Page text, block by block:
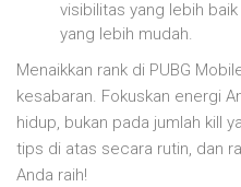
visibilitas yang lebih
yang lebih mudah.
Menaikkan rank di PUBG
kesabaran. Fokuskan energi
hidup, bukan pada jumlah kill
tips di atas secara rutin, dan
Anda raih!